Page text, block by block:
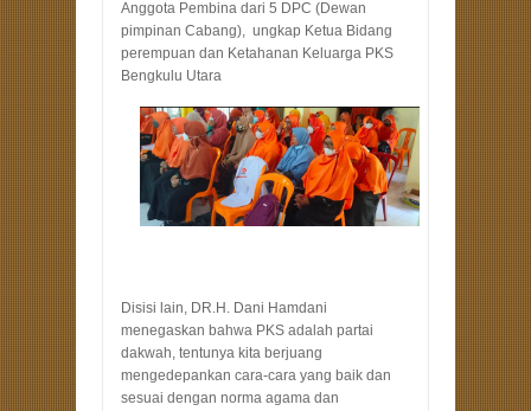
Anggota Pembina dari 5 DPC (Dewan
pimpinan Cabang), ungkap Ketua Bidang
perempuan dan Ketahanan Keluarga PKS
Bengkulu Utara
Disisi lain, DR.H. Dani Hamdani
menegaskan bahwa PKS adalah partai
dakwah, tentunya kita berjuang
mengedepankan cara-cara yang baik dan
sesuai dengan norma agama dan